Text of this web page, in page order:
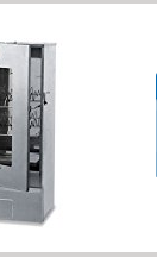
Verfügt